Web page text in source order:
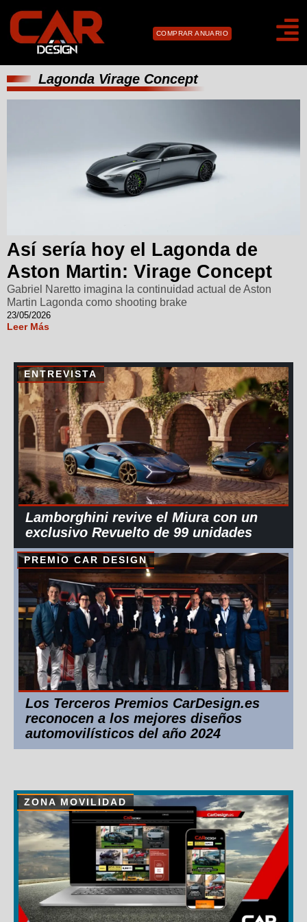
COMPRAR ANUARIO
Lagonda Virage Concept
Así sería hoy el Lagonda de
Aston Martin: Virage Concept
Gabriel Naretto imagina la continuidad actual de Aston
Martin Lagonda como shooting brake
23/05/2026
Leer Más
ENTREVISTA
Lamborghini revive el Miura con un
exclusivo Revuelto de 99 unidades
PREMIO CAR DESIGN
Los Terceros Premios CarDesign.es
reconocen a los mejores diseños
automovilísticos del año 2024
ZONA MOVILIDAD